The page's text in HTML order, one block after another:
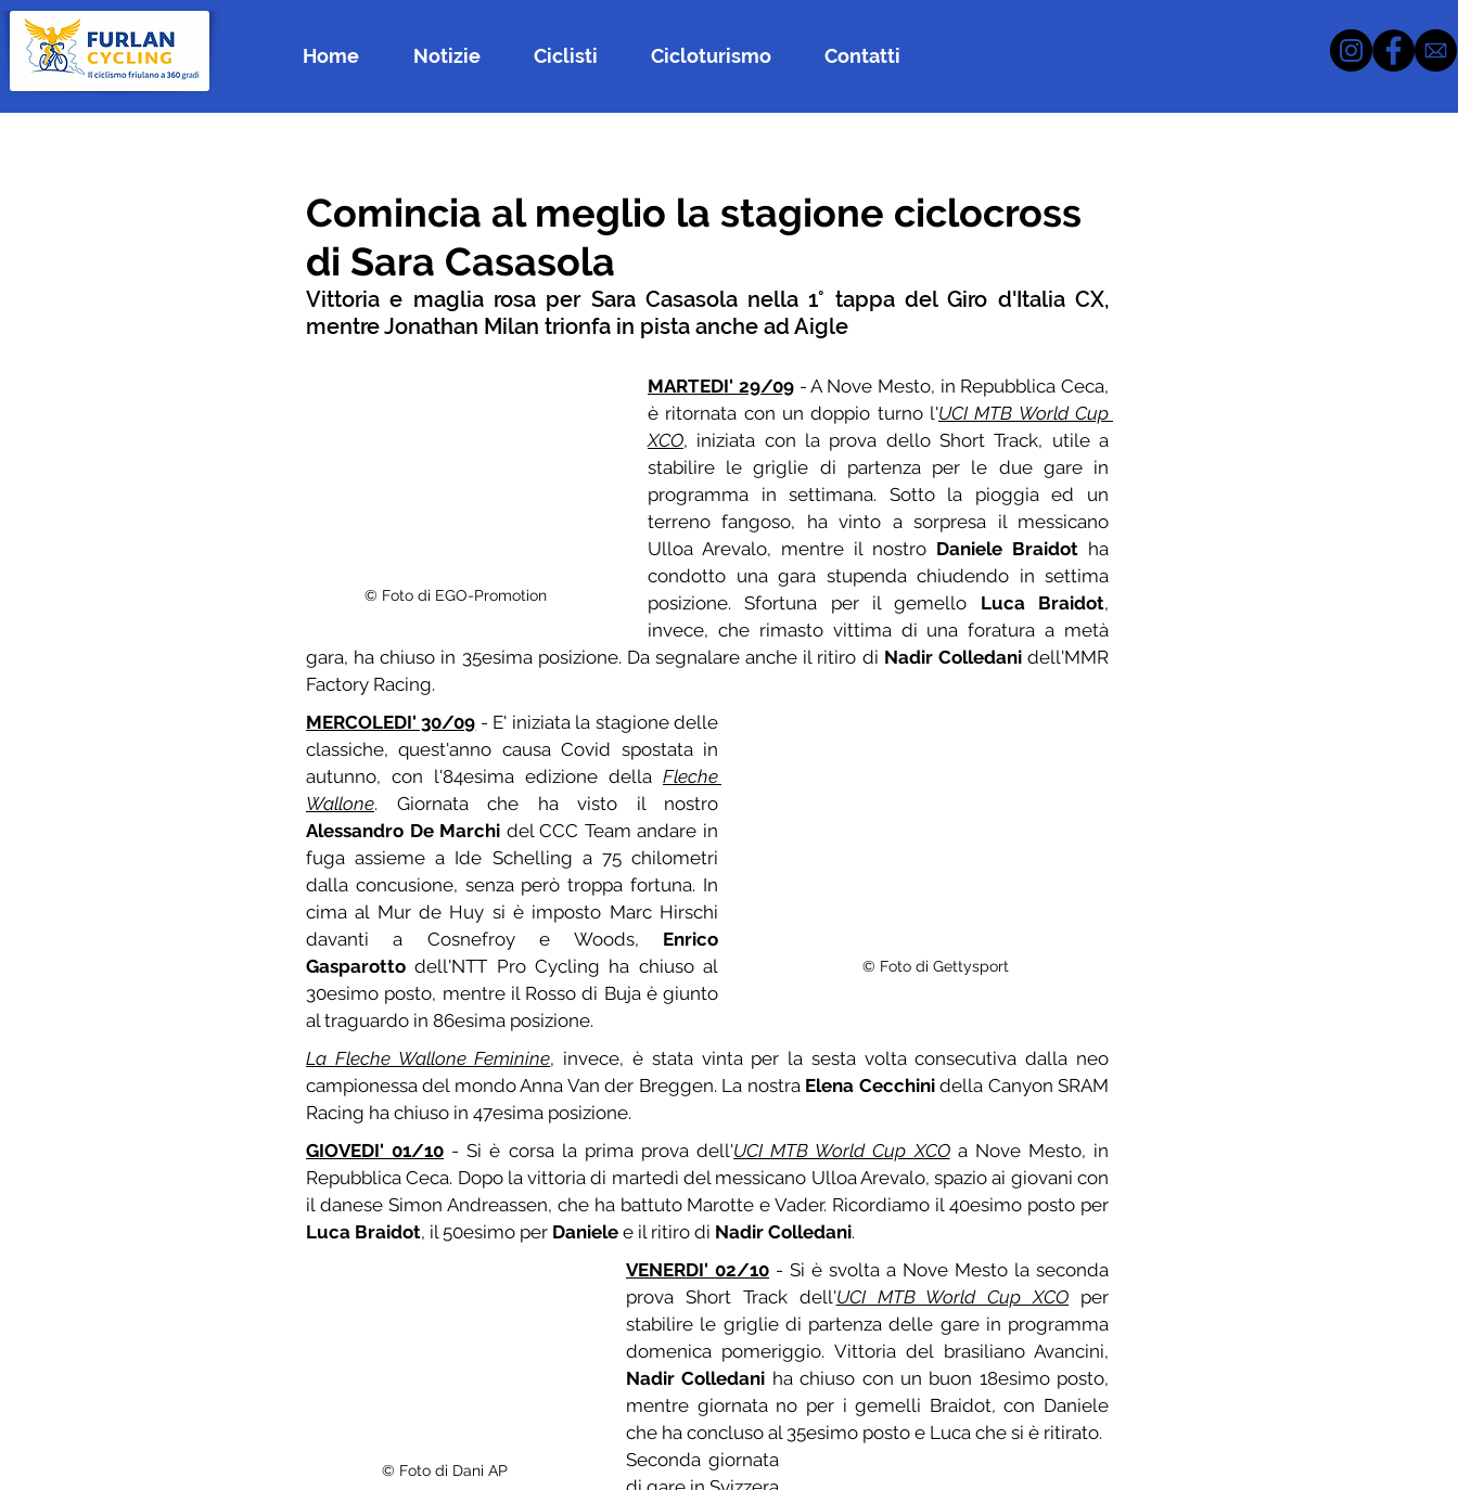
Home Notizie Ciclisti Cicloturismo Contatti
Comincia al meglio la stagione ciclocross
di Sara Casasola
Vittoria e maglia rosa per Sara Casasola nella 1° tappa del Giro d'Italia CX,
mentre Jonathan Milan trionfa in pista anche ad Aigle
© Foto di EGO-Promotion
MARTEDI' 29/09 - A Nove Mesto, in Repubblica Ceca,
è ritornata con un doppio turno l'UCI MTB World Cup
XCO, iniziata con la prova dello Short Track, utile a
stabilire le griglie di partenza per le due gare in
programma in settimana. Sotto la pioggia ed un
terreno fangoso, ha vinto a sorpresa il messicano
Ulloa Arevalo, mentre il nostro Daniele Braidot ha
condotto una gara stupenda chiudendo in settima
posizione. Sfortuna per il gemello Luca Braidot,
invece, che rimasto vittima di una foratura a metà
gara, ha chiuso in 35esima posizione. Da segnalare anche il ritiro di Nadir Colledani dell'MMR
Factory Racing.
© Foto di Gettysport
MERCOLEDI' 30/09 - E' iniziata la stagione delle
classiche, quest'anno causa Covid spostata in
autunno, con l'84esima edizione della Fleche
Wallone
Alessandro De Marchi del CCC Team andare in
fuga assieme a Ide Schelling a 75 chilometri
dalla concusione, senza però troppa fortuna. In
cima al Mur de Huy si è imposto Marc Hirschi
davanti a Cosnefroy e Woods, Enrico
Gasparotto dell'NTT Pro Cycling ha chiuso al
30esimo posto, mentre il Rosso di Buja è giunto
al traguardo in 86esima posizione.
La Fleche Wallone Feminine, invece, è stata vinta per la sesta volta consecutiva dalla neo
campionessa del mondo Anna Van der Breggen. La nostra Elena Cecchini della Canyon SRAM
Racing ha chiuso in 47esima posizione.
GIOVEDI' 01/10 - Si è corsa la prima prova dell'UCI MTB World Cup XCO a Nove Mesto, in
Repubblica Ceca. Dopo la vittoria di martedì del messicano Ulloa Arevalo, spazio ai giovani con
Luca Braidot, il 50esimo per Daniele e il ritiro di Nadir Colledani.
© Foto di Dani AP
VENERDI' 02/10 - Si è svolta a Nove Mesto la seconda
prova Short Track dell'UCI MTB World Cup XCO per
stabilire le griglie di partenza delle gare in programma
Nadir Colledani ha chiuso con un buon 18esimo posto,
mentre giornata no per i gemelli Braidot, con Daniele
che ha concluso al 35esimo posto e Luca che si è ritirato.
Seconda giornata